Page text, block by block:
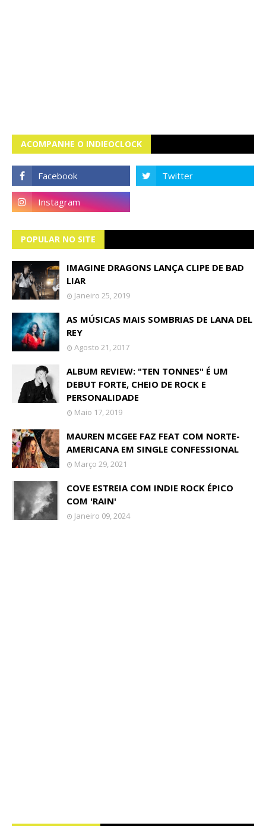
ACOMPANHE O INDIEOCLOCK
POPULAR NO SITE
IMAGINE DRAGONS LANÇA CLIPE DE BAD
LIAR
Janeiro 25, 2019
AS MÚSICAS MAIS SOMBRIAS DE LANA DEL
REY
Agosto 21, 2017
ALBUM REVIEW: "TEN TONNES" É UM
DEBUT FORTE, CHEIO DE ROCK E
PERSONALIDADE
Maio 17, 2019
MAUREN MCGEE FAZ FEAT COM NORTE-
AMERICANA EM SINGLE CONFESSIONAL
Março 29, 2021
COVE ESTREIA COM INDIE ROCK ÉPICO
COM 'RAIN'
Janeiro 09, 2024